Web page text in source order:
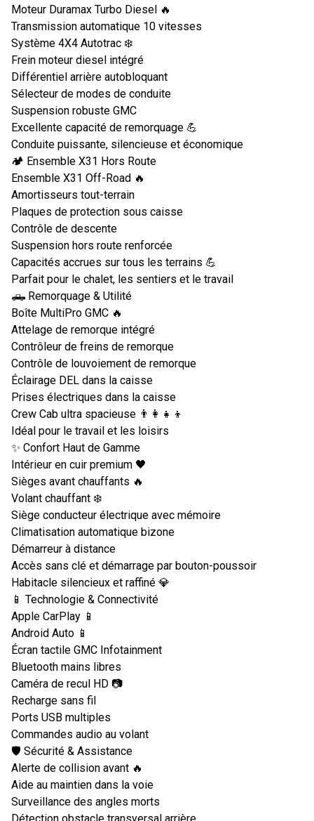
Moteur Duramax Turbo Diesel 🔥
Transmission automatique 10 vitesses
Système 4X4 Autotrac ❄️
Frein moteur diesel intégré
Différentiel arrière autobloquant
Sélecteur de modes de conduite
Suspension robuste GMC
Excellente capacité de remorquage 💪
Conduite puissante, silencieuse et économique
🏕️ Ensemble X31 Hors Route
Ensemble X31 Off-Road 🔥
Amortisseurs tout-terrain
Plaques de protection sous caisse
Contrôle de descente
Suspension hors route renforcée
Capacités accrues sur tous les terrains 💪
Parfait pour le chalet, les sentiers et le travail
🛻 Remorquage & Utilité
Boîte MultiPro GMC 🔥
Attelage de remorque intégré
Contrôleur de freins de remorque
Contrôle de louvoiement de remorque
Éclairage DEL dans la caisse
Prises électriques dans la caisse
Crew Cab ultra spacieuse 👨‍👩‍👧‍👦
Idéal pour le travail et les loisirs
✨ Confort Haut de Gamme
Intérieur en cuir premium 🖤
Sièges avant chauffants 🔥
Volant chauffant ❄️
Siège conducteur électrique avec mémoire
Climatisation automatique bizone
Démarreur à distance
Accès sans clé et démarrage par bouton-poussoir
Habitacle silencieux et raffiné 💎
📱 Technologie & Connectivité
Apple CarPlay 📱
Android Auto 📱
Écran tactile GMC Infotainment
Bluetooth mains libres
Caméra de recul HD 📷
Recharge sans fil
Ports USB multiples
Commandes audio au volant
🛡️ Sécurité & Assistance
Alerte de collision avant 🔥
Aide au maintien dans la voie
Surveillance des angles morts